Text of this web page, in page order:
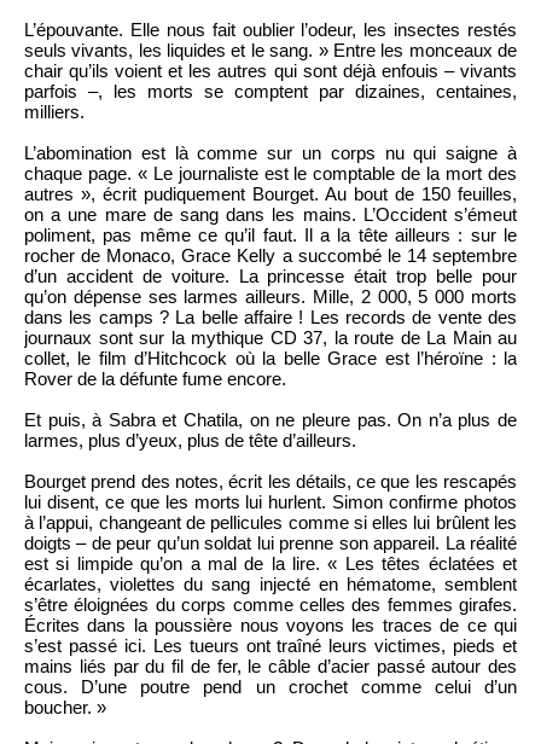
L’épouvante. Elle nous fait oublier l’odeur, les insectes restés
seuls vivants, les liquides et le sang. » Entre les monceaux de
chair qu’ils voient et les autres qui sont déjà enfouis – vivants
parfois –, les morts se comptent par dizaines, centaines,
milliers.
L’abomination est là comme sur un corps nu qui saigne à
chaque page. « Le journaliste est le comptable de la mort des
autres », écrit pudiquement Bourget. Au bout de 150 feuilles,
on a une mare de sang dans les mains. L’Occident s’émeut
poliment, pas même ce qu’il faut. Il a la tête ailleurs : sur le
rocher de Monaco, Grace Kelly a succombé le 14 septembre
d’un accident de voiture. La princesse était trop belle pour
qu’on dépense ses larmes ailleurs. Mille, 2 000, 5 000 morts
dans les camps ? La belle affaire ! Les records de vente des
journaux sont sur la mythique CD 37, la route de La Main au
collet, le film d’Hitchcock où la belle Grace est l’héroïne : la
Rover de la défunte fume encore.
Et puis, à Sabra et Chatila, on ne pleure pas. On n’a plus de
larmes, plus d’yeux, plus de tête d’ailleurs.
Bourget prend des notes, écrit les détails, ce que les rescapés
lui disent, ce que les morts lui hurlent. Simon confirme photos
à l’appui, changeant de pellicules comme si elles lui brûlent les
doigts – de peur qu’un soldat lui prenne son appareil. La réalité
est si limpide qu’on a mal de la lire. « Les têtes éclatées et
écarlates, violettes du sang injecté en hématome, semblent
s’être éloignées du corps comme celles des femmes girafes.
Écrites dans la poussière nous voyons les traces de ce qui
s’est passé ici. Les tueurs ont traîné leurs victimes, pieds et
mains liés par du fil de fer, le câble d’acier passé autour des
cous. D’une poutre pend un crochet comme celui d’un
boucher. »